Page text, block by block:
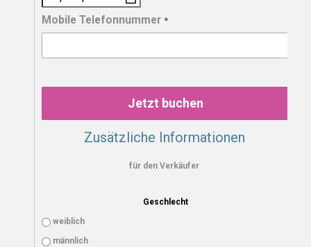
Mobile Telefonnummer *
Jetzt buchen
Zusätzliche Informationen
für den Verkäufer
Geschlecht
weiblich
männlich